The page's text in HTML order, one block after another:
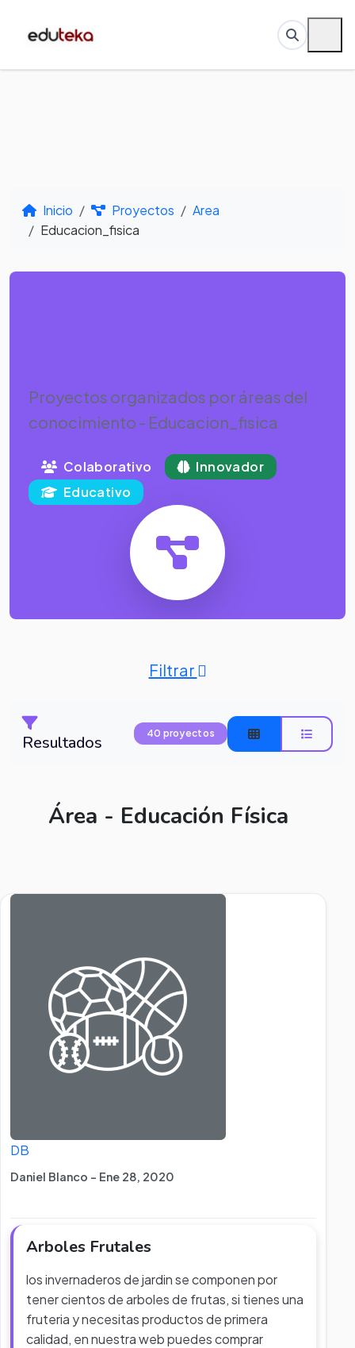
Inicio Proyectos
Area
Educacion_fisica
Proyectos organizados por áreas del
conocimiento - Educacion_fisica
Colaborativo
Innovador
Educativo
Filtrar
Resultados 40 proyectos
Área - Educación Física
DB
Daniel Blanco - Ene 28, 2020
Arboles Frutales
los invernaderos de jardin se componen por
tener cientos de arboles de frutas, si tienes una
fruteria y necesitas productos de primera
calidad, en nuestra web puedes comprar